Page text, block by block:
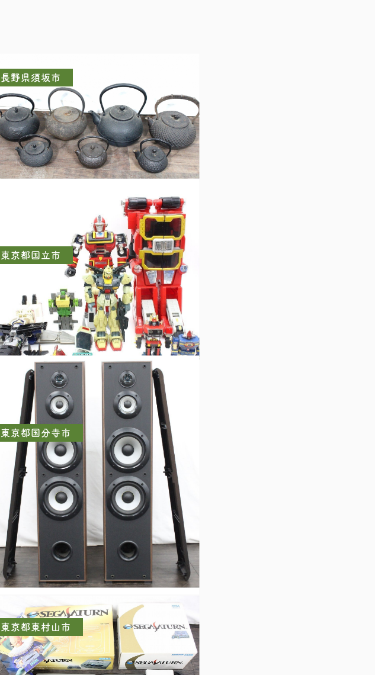
長野県須坂市
東京都国立市
当時物 超合金等 おもちゃまとめ
東京都国分寺市
SONY SS-F6000 トールボーイ型スピー
カー
東京都東村山市